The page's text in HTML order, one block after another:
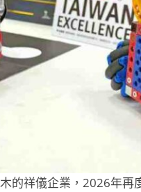
的祥儀企業，2026年再